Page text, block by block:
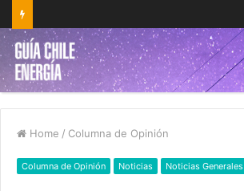
Home / Columna de Opinión
Columna de Opinión Noticias Noticias Generales